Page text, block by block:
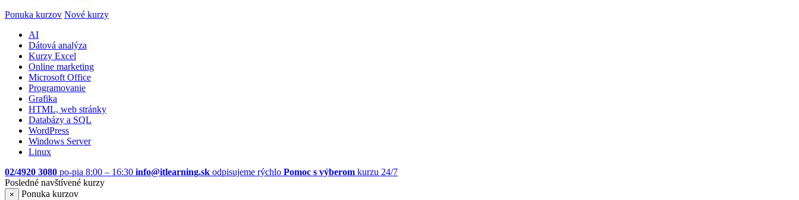
Ponuka kurzov Nové kurzy
AI
Dátová analýza
Kurzy Excel
Online marketing
Microsoft Office
Programovanie
Grafika
HTML, web stránky
Databázy a SQL
WordPress
Windows Server
Linux
02/4920 3080 po-pia 8:00 – 16:30 info@itlearning.sk odpisujeme rýchlo Pomoc s výberom kurzu 24/7
Posledné navštívené kurzy
×
Ponuka kurzov